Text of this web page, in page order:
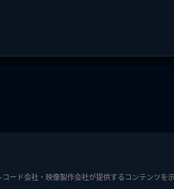
ード会社・映像製作会社が提供するコンテンツを